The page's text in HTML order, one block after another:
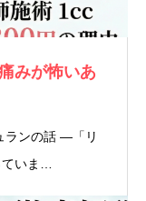
みが怖いあ
ランの話 ―「リ
いま…